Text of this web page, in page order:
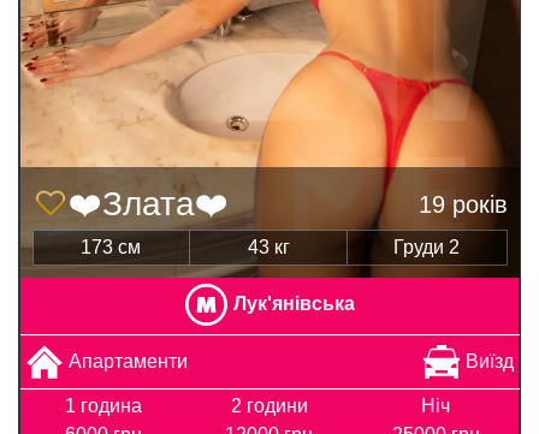
❤️Злата❤️ 19 років
173 см 43 кг Груди 2
Лук'янівська
Апартаменти Виїзд
1 година
2 години
Ніч